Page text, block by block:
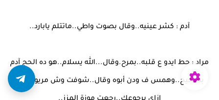
آدم : كشر عينيه..وقال بصوت واطي..ماتتلم يابارد..
مراد : حط ايدو ع قلبه..بمرح.وقال...الله يسلام..هو ده الحج آدم
بصحيح..وهمس ف ودن أبوه وقال..شوفت وش مريومه نور